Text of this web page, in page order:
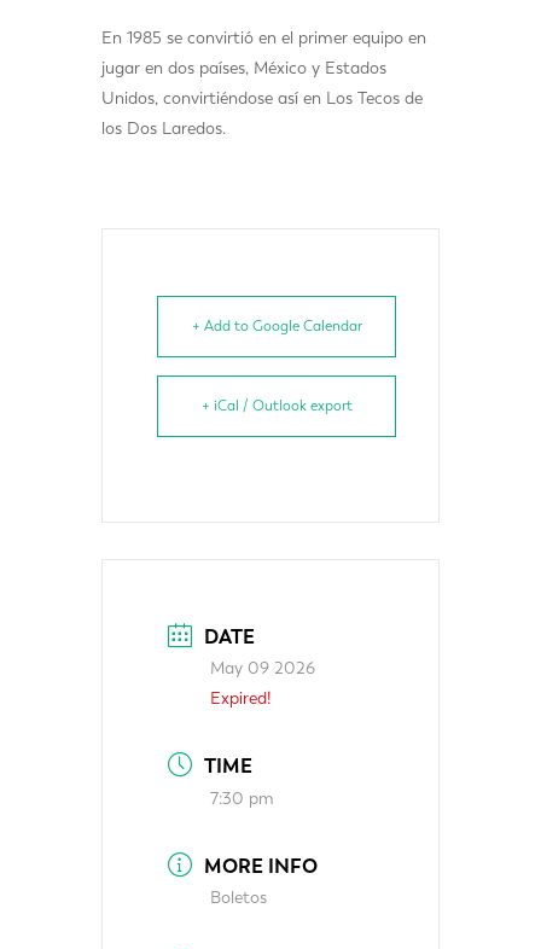
En 1985 se convirtió en el primer equipo en
jugar en dos países, México y Estados
Unidos, convirtiéndose así en Los Tecos de
los Dos Laredos.
+ Add to Google Calendar
+ iCal / Outlook export
DATE
May 09 2026
Expired!
TIME
7:30 pm
MORE INFO
Boletos